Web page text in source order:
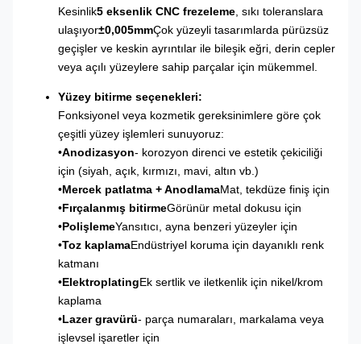
Kesinlik5 eksenlik CNC frezeleme , sıkı toleranslara
ulaşıyor±0,005mmÇok yüzeyli tasarımlarda pürüzsüz
geçişler ve keskin ayrıntılar ile bileşik eğri, derin cepler
veya açılı yüzeylere sahip parçalar için mükemmel.
Yüzey bitirme seçenekleri:
Fonksiyonel veya kozmetik gereksinimlere göre çok
çeşitli yüzey işlemleri sunuyoruz:
•Anodizasyon- korozyon direnci ve estetik çekiciliği
için (siyah, açık, kırmızı, mavi, altın vb.)
•Mercek patlatma + AnodlamaMat, tekdüze finiş için
•Fırçalanmış bitirmeGörünür metal dokusu için
•PolişlemeYansıtıcı, ayna benzeri yüzeyler için
•Toz kaplamaEndüstriyel koruma için dayanıklı renk
katmanı
•ElektroplatingEk sertlik ve iletkenlik için nikel/krom
kaplama
•Lazer gravürü- parça numaraları, markalama veya
işlevsel işaretler için